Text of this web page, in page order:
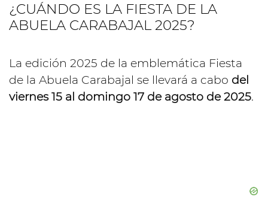
¿CUÁNDO ES LA FIESTA DE LA
ABUELA CARABAJAL 2025?
La edición 2025 de la emblemática Fiesta
de la Abuela Carabajal se llevará a cabo del
viernes 15 al domingo 17 de agosto de 2025.